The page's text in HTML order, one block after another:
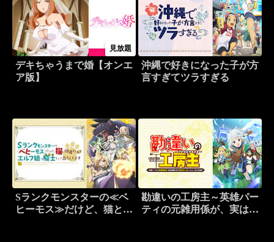
見放題
デキちゃうまで婚【オンエ
ア版】
沖縄で好きになった子が方
言すぎてツラすぎる
Sランクモンスターの≪ベ
ヒーモス≫だけど、猫と間
勘違いの工房主～英雄パー
ティの元雑用係が、実は戦